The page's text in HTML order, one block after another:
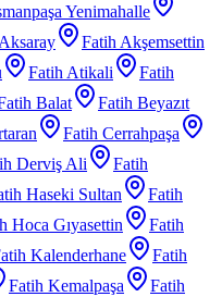
Yenimahalle
Fatih Akşemsettin
Fatih Atikali
Fatih
Balat
Fatih Beyazıt
Fatih Cerrahpaşa
Derviş Ali
Fatih
Haseki Sultan
Fatih
Hoca Gıyasettin
Fatih
Kalenderhane
Fatih
Fatih Kemalpaşa Fatih